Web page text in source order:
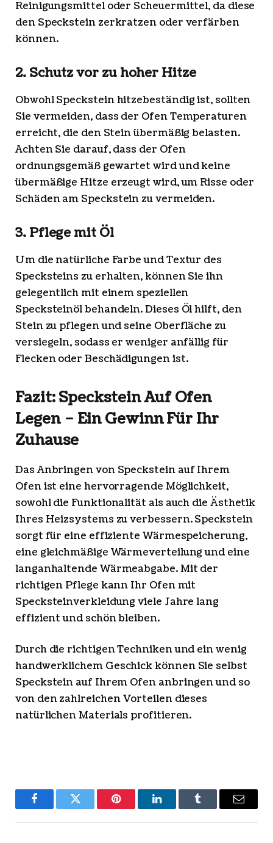
Reinigungsmittel oder Scheuermittel, da diese
den Speckstein zerkratzen oder verfärben
können.
2. Schutz vor zu hoher Hitze
Obwohl Speckstein hitzebeständig ist, sollten
Sie vermeiden, dass der Ofen Temperaturen
erreicht, die den Stein übermäßig belasten.
Achten Sie darauf, dass der Ofen
ordnungsgemäß gewartet wird und keine
übermäßige Hitze erzeugt wird, um Risse oder
Schäden am Speckstein zu vermeiden.
3. Pflege mit Öl
Um die natürliche Farbe und Textur des
Specksteins zu erhalten, können Sie ihn
gelegentlich mit einem speziellen
Specksteinöl behandeln. Dieses Öl hilft, den
Stein zu pflegen und seine Oberfläche zu
versiegeln, sodass er weniger anfällig für
Flecken oder Beschädigungen ist.
Fazit: Speckstein Auf Ofen
Legen – Ein Gewinn Für Ihr
Zuhause
Das Anbringen von Speckstein auf Ihrem
Ofen ist eine hervorragende Möglichkeit,
sowohl die Funktionalität als auch die Ästhetik
Ihres Heizsystems zu verbessern. Speckstein
sorgt für eine effiziente Wärmespeicherung,
eine gleichmäßige Wärmeverteilung und eine
langanhaltende Wärmeabgabe. Mit der
richtigen Pflege kann Ihr Ofen mit
Specksteinverkleidung viele Jahre lang
effizient und schön bleiben.
Durch die richtigen Techniken und ein wenig
handwerklichem Geschick können Sie selbst
Speckstein auf Ihrem Ofen anbringen und so
von den zahlreichen Vorteilen dieses
natürlichen Materials profitieren.
FacebookTwitter Pinterest LinkedInTumblr Email